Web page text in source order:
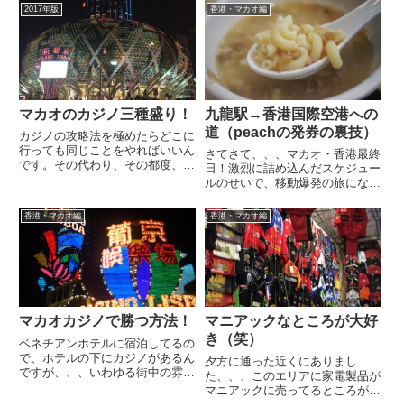
2017年版
マカオのカジノ三種盛り！
カジノの攻略法を極めたらどこに
行っても同じことをやればいいん
です。その代わり、その都度、そ
ので、ちょっとリスキーですけど
ね。心の波を乱されないようにし
ましょう！まずやってきたのは、
パ...
香港・マカオ編
九龍駅→香港国際空港への
道（peachの発券の裏技）
さてさて、、、マカオ・香港最終
日！激烈に詰め込んだスケジュー
ルのせいで、移動爆発の旅になり
ジノ以外はノープランやったん
で、全然、いいんですけどね。っ
てことで、お昼の飛行機に乗って
帰るってことで、、、朝から空港
に...
香港・マカオ編
マカオカジノで勝つ方法！
ベネチアンホテルに宿泊してるの
で、ホテルの下にカジノがあるん
ですが、、、いわゆる街中の雰囲
香港・マカオ編
マニアックなところが大好
き（笑）
夕方に通った近くにありまし
た、、、このエリアに家電製品が
マニアックに売ってるところがあ